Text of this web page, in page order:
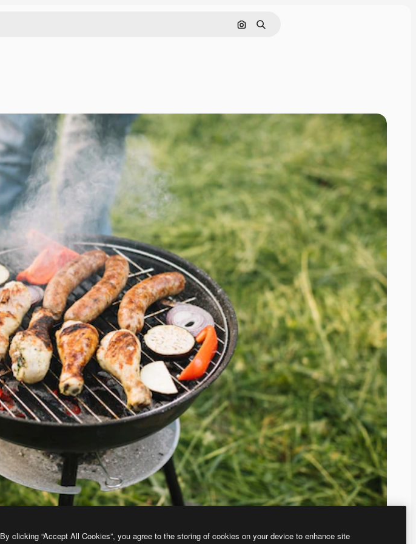
画像で検索
検索
By clicking “Accept All Cookies”, you agree to the storing of cookies on your device to enhance site